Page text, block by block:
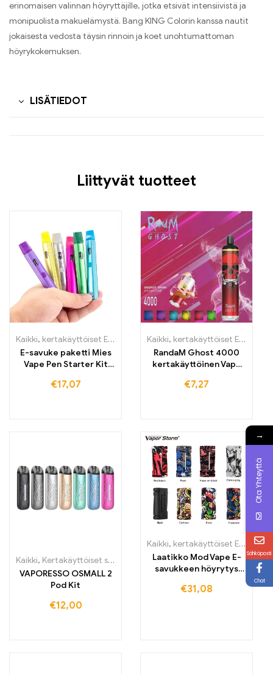
erinomaisen valinnan höyryttäjille, jotka etsivät intensiivistä ja
monipuolista makuelämystä. Bang KING Colorin kanssa nautit
jokaisesta vedosta täysin rinnoin ja koet unohtumattoman
höyrykokemuksen.
LISÄTIEDOT
Liittyvät tuotteet
Kaikki, kertakäyttöiset E-savut Suomi ,kertakäyttöiset E-savut
E-savuke paketti Mies
Vape Pen Starter Kit
€17,07
Kaikki, kertakäyttöiset E-savut
RandaM Ghost 4000
kertakäyttöinen Vape
€7,27
Kaikki, Kertakäyttöiset sähkötupakat Irlanti ,Kertakäyttöiset
VAPORESSO OSMALL 2
Pod Kit
€12,00
Kaikki, kertakäyttöiset E-savut ,
Laatikko Mod Vape E-
savukkeen höyrytys
Electroii
€31,08
→
Ota Yhteyttä
Sähköposti
Chat